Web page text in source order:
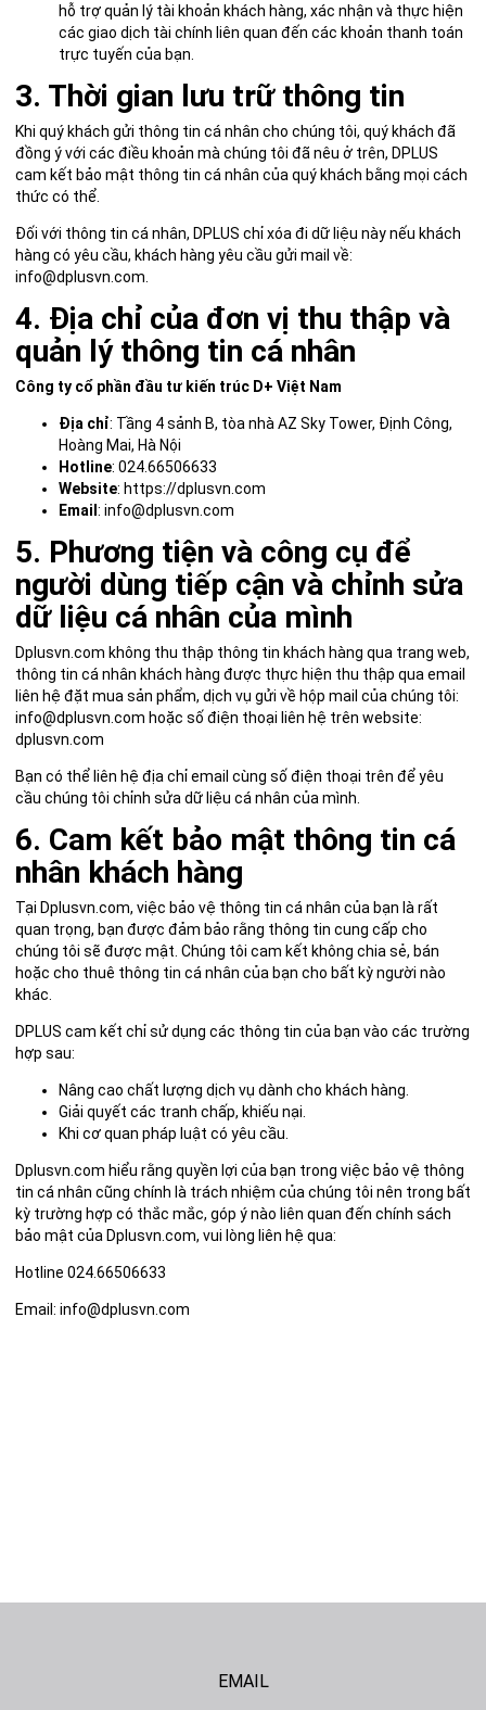
hỗ trợ quản lý tài khoản khách hàng, xác nhận và thực hiện
các giao dịch tài chính liên quan đến các khoản thanh toán
trực tuyến của bạn.
3. Thời gian lưu trữ thông tin
Khi quý khách gửi thông tin cá nhân cho chúng tôi, quý khách đã
đồng ý với các điều khoản mà chúng tôi đã nêu ở trên, DPLUS
cam kết bảo mật thông tin cá nhân của quý khách bằng mọi cách
thức có thể.
Đối với thông tin cá nhân, DPLUS chỉ xóa đi dữ liệu này nếu khách
hàng có yêu cầu, khách hàng yêu cầu gửi mail về:
info@dplusvn.com
4. Địa chỉ của đơn vị thu thập và
quản lý thông tin cá nhân
Công ty cổ phần đầu tư kiến trúc D+ Việt Nam
Địa chỉ: Tầng 4 sảnh B, tòa nhà AZ Sky Tower, Định Công,
Hoàng Mai, Hà Nội
Hotline: 024.66506633
Website: https://dplusvn.com
Email : info@dplusvn.com
5. Phương tiện và công cụ để
người dùng tiếp cận và chỉnh sửa
dữ liệu cá nhân của mình
Dplusvn.com không thu thập thông tin khách hàng qua trang web,
thông tin cá nhân khách hàng được thực hiện thu thập qua email
liên hệ đặt mua sản phẩm, dịch vụ gửi về hộp mail của chúng tôi:
info@dplusvn.com hoặc số điện thoại liên hệ trên website:
dplusvn.com
Bạn có thể liên hệ địa chỉ email cùng số điện thoại trên để yêu
cầu chúng tôi chỉnh sửa dữ liệu cá nhân của mình.
6. Cam kết bảo mật thông tin cá
nhân khách hàng
Tại Dplusvn.com, việc bảo vệ thông tin cá nhân của bạn là rất
quan trọng, bạn được đảm bảo rằng thông tin cung cấp cho
chúng tôi sẽ được mật. Chúng tôi cam kết không chia sẻ, bán
hoặc cho thuê thông tin cá nhân của bạn cho bất kỳ người nào
khác.
DPLUS cam kết chỉ sử dụng các thông tin của bạn vào các trường
hợp sau:
Nâng cao chất lượng dịch vụ dành cho khách hàng.
Giải quyết các tranh chấp, khiếu nại.
Khi cơ quan pháp luật có yêu cầu.
Dplusvn.com hiểu rằng quyền lợi của bạn trong việc bảo vệ thông
tin cá nhân cũng chính là trách nhiệm của chúng tôi nên trong bất
kỳ trường hợp có thắc mắc, góp ý nào liên quan đến chính sách
bảo mật của Dplusvn.com, vui lòng liên hệ qua:
Hotline 024.66506633
Email: info@dplusvn.com
EMAIL